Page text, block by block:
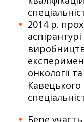
2014 р.
онкології
Бере